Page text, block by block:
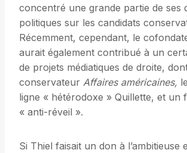
concentré une grande partie de ses
politiques sur les candidats
Récemment, cependant, le
aurait également contribué à un
de projets médiatiques de droite,
conservateur Affaires américaines,
ligne « hétérodoxe » Quillette, et un
« anti-réveil ».
Si Thiel faisait un don à l’ambitieuse